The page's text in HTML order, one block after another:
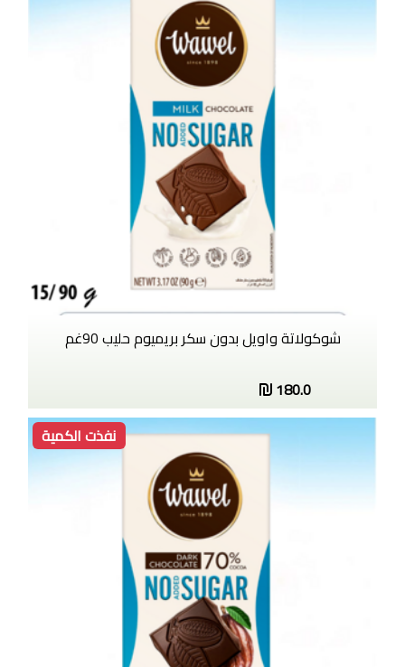
شوكولاتة واويل بدون سكر بريميوم حليب 90غم
180.0
نفذت الكمية